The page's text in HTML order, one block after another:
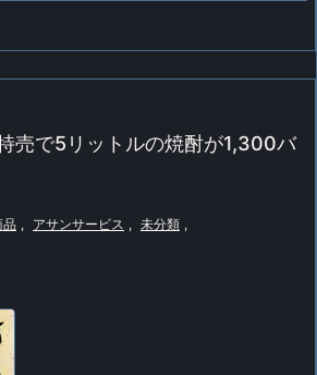
売で5リットルの焼酎が1,300バ
品 , アサンサービス , 未分類 ,